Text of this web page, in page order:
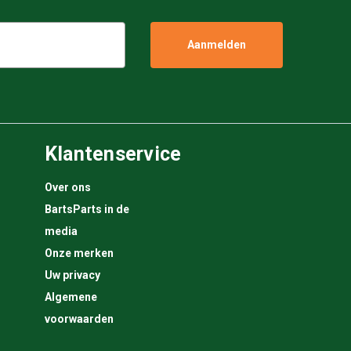
Klantenservice
Over ons
BartsParts in de
media
Onze merken
Uw privacy
Algemene
voorwaarden